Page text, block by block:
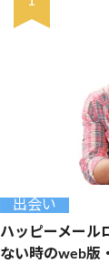
出会い
ハッピーメール
ない時のweb版